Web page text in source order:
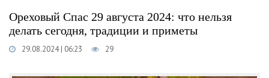
Ореховый Спас 29 августа 2024: что нельзя
делать сегодня, традиции и приметы
29.08.2024 | 06:23 29